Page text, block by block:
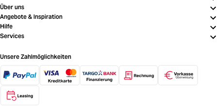
Über uns
Angebote & Inspiration
Hilfe
Services
Unsere Zahlmöglichkeiten